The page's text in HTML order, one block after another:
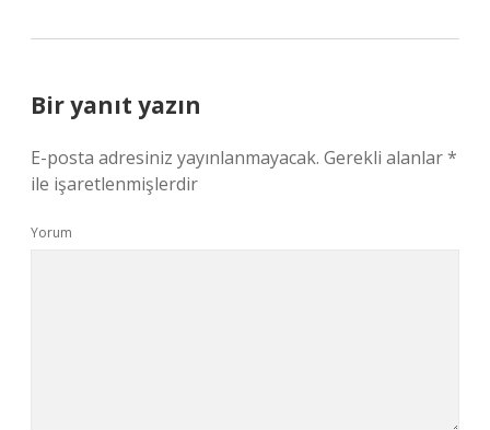
Bir yanıt yazın
E-posta adresiniz yayınlanmayacak. Gerekli alanlar*
ile işaretlenmişlerdir
Yorum